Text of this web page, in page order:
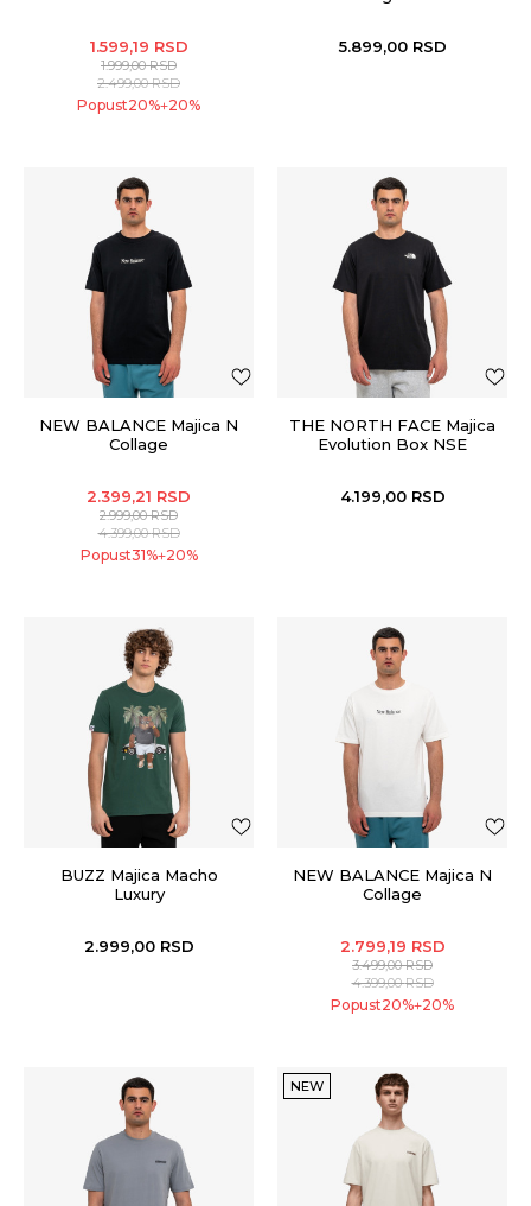
1.599,19 RSD
1.999,00RSD
2.499,00RSD
Popust20%+20%
5.899,00 RSD
NEW BALANCE Majica N
Collage
2.399,21 RSD
2.999,00RSD
4.399,00RSD
Popust31%+20%
THE NORTH FACE Majica
Evolution Box NSE
4.199,00 RSD
BUZZ Majica Macho
Luxury
2.999,00 RSD
NEW BALANCE Majica N
Collage
2.799,19 RSD
3.499,00RSD
4.399,00RSD
Popust20%+20%
NEW